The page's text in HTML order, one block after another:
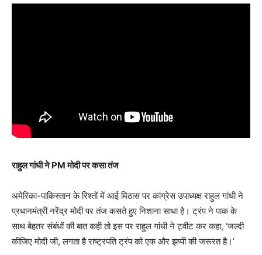
राहुल गांधी ने PM मोदी पर कसा तंज
अमेरिका-पाकिस्तान के रिश्तों में आई मिठास पर कांग्रेस उपाध्यक्ष राहुल गांधी ने
प्रधानमंत्री नरेंद्र मोदी पर तंज कसते हुए निशाना साधा है। ट्रंप ने पाक के
साथ बेहतर संबंधों की बात कही तो इस पर राहुल गांधी ने ट्वीट कर कहा, ‘जल्दी
कीजिए मोदी जी, लगता है राष्ट्रपति ट्रंप को एक और झप्पी की जरूरत है।’